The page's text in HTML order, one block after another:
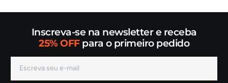
Inscreva-se na newsletter e receba
25% OFFpara o primeiro pedido